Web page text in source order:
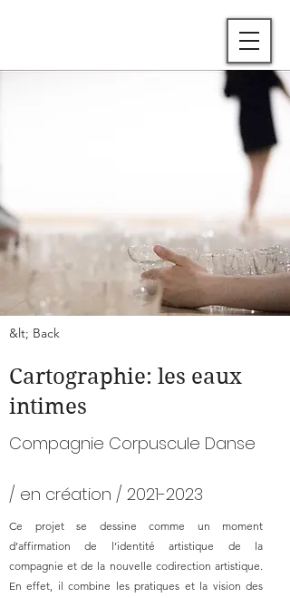
&lt; Back
Cartographie: les eaux
intimes
Compagnie Corpuscule Danse
/ en création / 2021-2023
Ce projet se dessine comme un moment
d’affirmation de l’identité artistique de la
compagnie et de la nouvelle codirection artistique.
En effet, il combine les pratiques et la vision des